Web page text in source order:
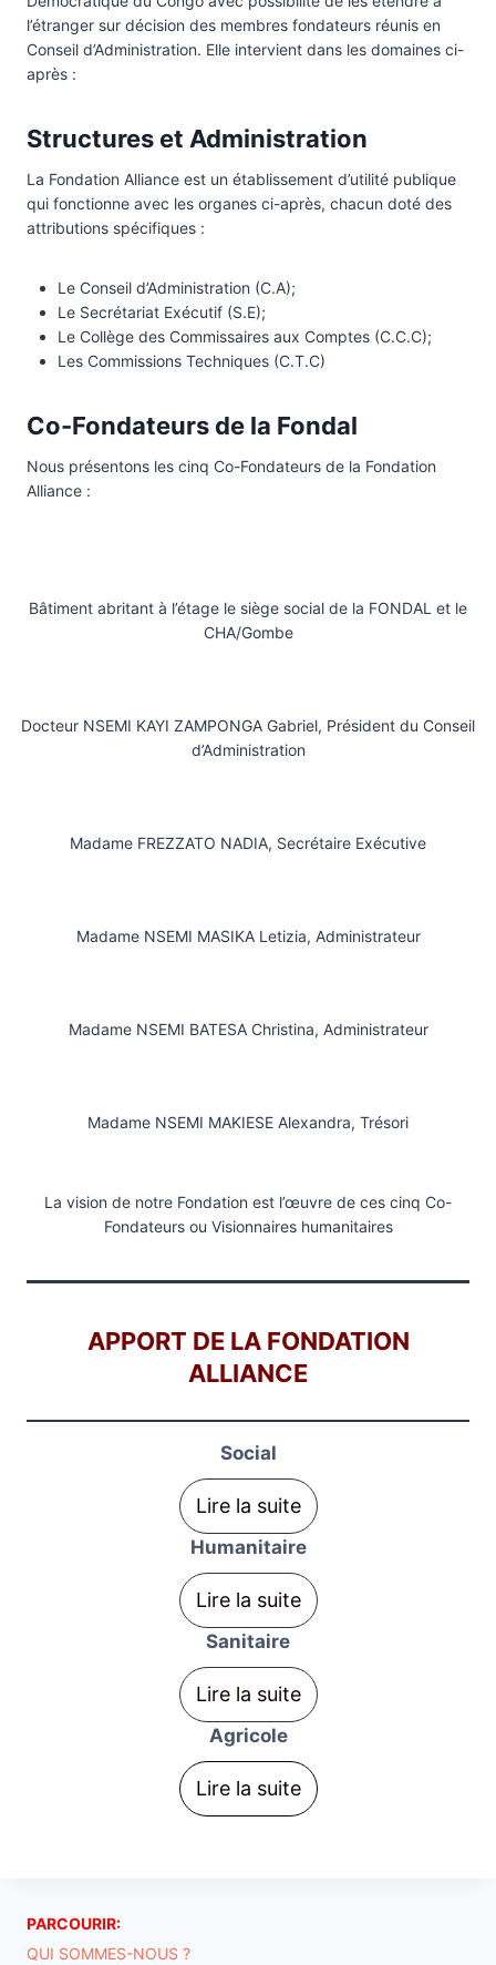
l’étranger sur décision des membres fondateurs réunis en
Conseil d’Administration. Elle intervient dans les domaines ci-
après :
Structures et Administration
La Fondation Alliance est un établissement d’utilité publique
qui fonctionne avec les organes ci-après, chacun doté des
attributions spécifiques :
Le Conseil d’Administration (C.A);
Le Secrétariat Exécutif (S.E);
Le Collège des Commissaires aux Comptes (C.C.C);
Les Commissions Techniques (C.T.C)
Co-Fondateurs de la Fondal
Nous présentons les cinq Co-Fondateurs de la Fondation
Alliance :
Bâtiment abritant à l’étage le siège social de la FONDAL et le
CHA/Gombe
Docteur NSEMI KAYI ZAMPONGA Gabriel, Président du Conseil
d’Administration
Madame FREZZATO NADIA, Secrétaire Exécutive
Madame NSEMI MASIKA Letizia, Administrateur
Madame NSEMI BATESA Christina, Administrateur
Madame NSEMI MAKIESE Alexandra, Trésori
La vision de notre Fondation est l’œuvre de ces cinq Co-
Fondateurs ou Visionnaires humanitaires
APPORT DE LA FONDATION
ALLIANCE
Social
Lire la suite
Humanitaire
Lire la suite
Sanitaire
Lire la suite
Agricole
Lire la suite
PARCOURIR:
QUI SOMMES-NOUS ?